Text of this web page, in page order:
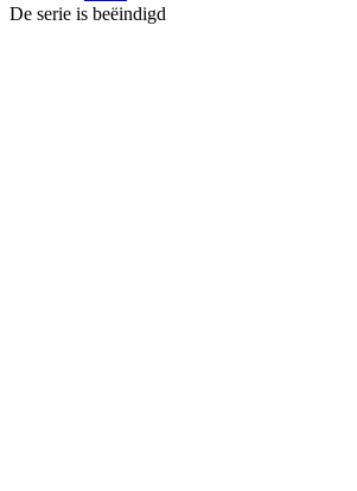
De serie is beëindigd